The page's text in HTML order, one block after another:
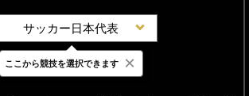
サッカー日本代表
最新 24時間 週間
ここから競技を選択できます ×